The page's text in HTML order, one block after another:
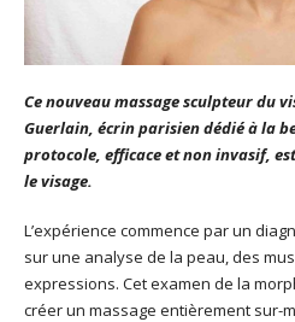
Ce nouveau massage sculpteur du
Guerlain, écrin parisien dédié à la
protocole, efficace et non invasif,
le visage.
L’expérience commence par un
sur une analyse de la peau, des
expressions. Cet examen de la
créer un massage entièrement sur-